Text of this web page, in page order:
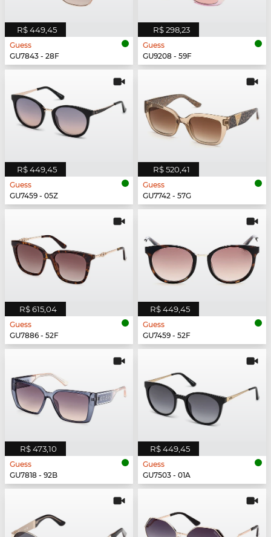
R$ 449,45
Guess
GU7843 - 28F
R$ 298,23
Guess
GU9208 - 59F
R$ 449,45
Guess
GU7459 - 05Z
R$ 520,41
Guess
GU7742 - 57G
R$ 615,04
Guess
GU7886 - 52F
R$ 449,45
Guess
GU7459 - 52F
R$ 473,10
Guess
GU7818 - 92B
R$ 449,45
Guess
GU7503 - 01A